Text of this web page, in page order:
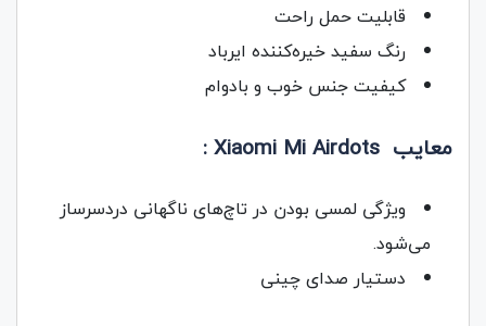
قابلیت حمل راحت
رنگ سفید خیره‌کننده ایرباد
کیفیت جنس خوب و بادوام
معایب Xiaomi Mi Airdots
:
ویژگی لمسی بودن در تاچ‌های ناگهانی دردسرساز
می‌شود.
دستیار صدای چینی